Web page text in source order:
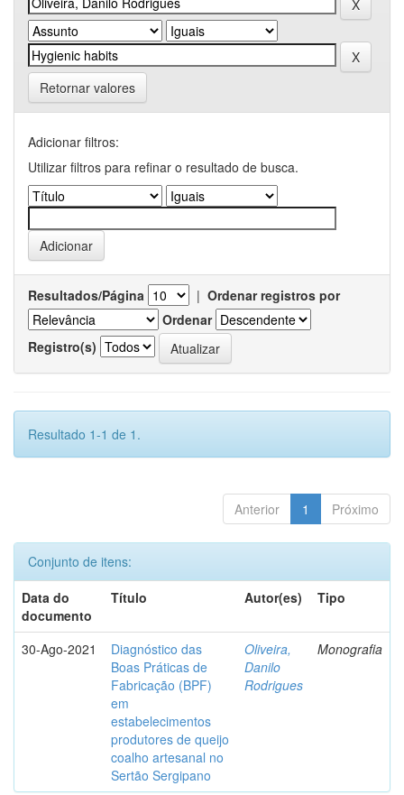
Retornar valores
Adicionar filtros:
Utilizar filtros para refinar o resultado de busca.
Resultados/Página | Ordenar registros por
Ordenar
Registro(s)
Resultado 1-1 de 1.
Anterior 1 Próximo
Conjunto de itens:
Data do
documento
Título Autor(es) Tipo
30-Ago-2021
Diagnóstico das
Boas Práticas de
Fabricação (BPF)
em
estabelecimentos
produtores de queijo
coalho artesanal no
Sertão Sergipano
Oliveira,
Danilo
Rodrigues
Monografia